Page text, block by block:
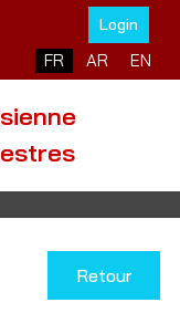
Login
Sélectionnez votre
FR AR EN
Retour